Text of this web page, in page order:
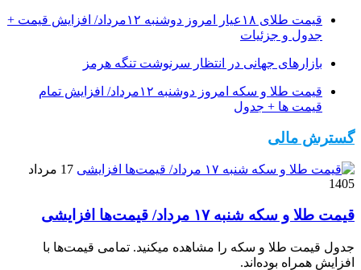
قیمت طلای ۱۸عیار امروز دوشنبه ۱۲مرداد/ افزایش قیمت +
جدول و جزئیات
بازارهای جهانی در انتظار سرنوشت تنگه هرمز
قیمت طلا و سکه امروز دوشنبه ۱۲مرداد/ افزایش تمام
قیمت ها + جدول
گسترش مالی
17 مرداد
1405
قیمت طلا و سکه شنبه ۱۷ مرداد/ قیمت‌ها افزایشی
جدول قیمت طلا و سکه را مشاهده میکنید. تمامی قیمت‌ها با
افزایش همراه بوده‌اند.